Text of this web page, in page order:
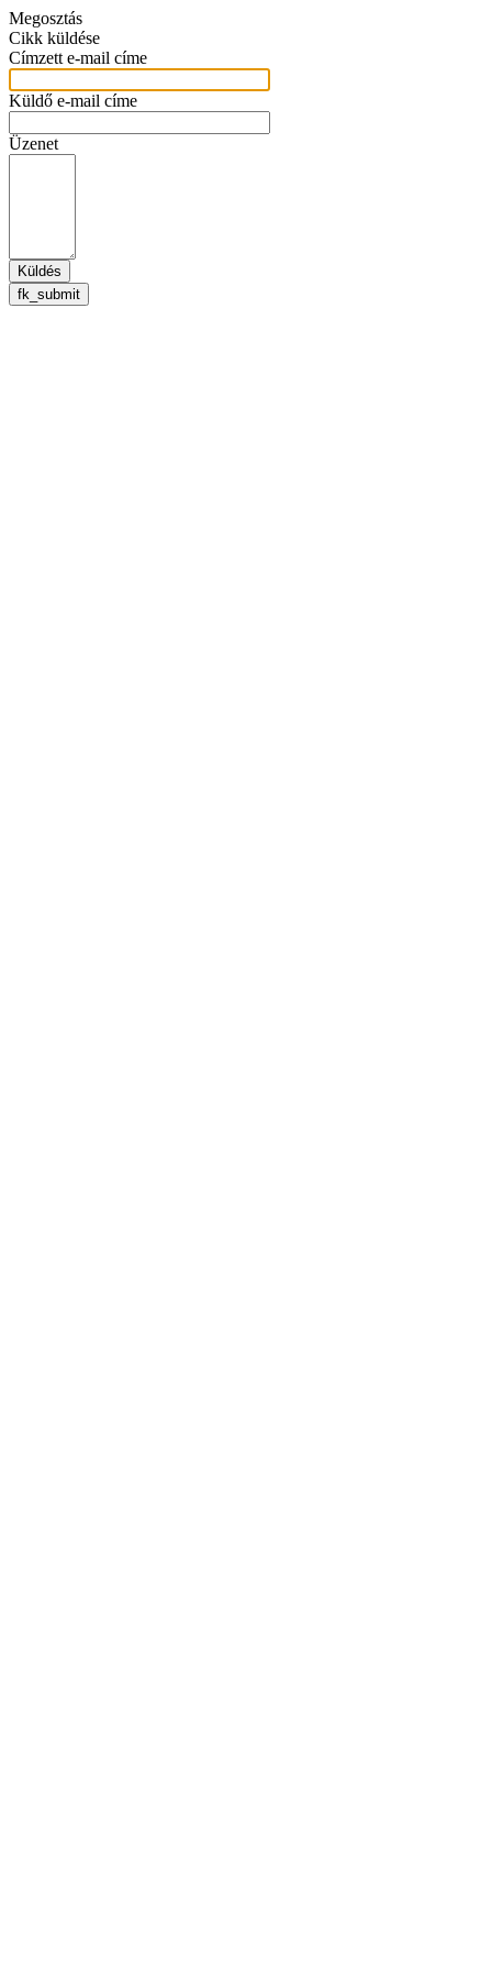
Megosztás
Cikk küldése
Címzett e-mail címe
Küldő e-mail címe
Üzenet